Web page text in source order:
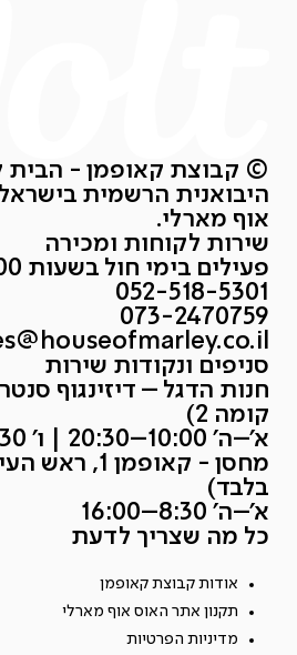
© קבוצת קאופמן - הבית
היבואנית הרשמית
אוף מארלי.
שירות לקוחות ומכירה
פעילים בימי חול בשעות 9:00-16:00
052-518-5301
073-2470759
סניפים ונקודות שירות
קומה 2)
א׳–ה׳ 10:00–20:30 | ו׳ 9:30–14:30
מחסן - קאופמן
בלבד)
א׳–ה׳ 8:30–16:00
כל מה שצריך לדעת
אודות קבוצת קאופמן
תקנון אתר האוס אוף מארלי
מדיניות הפרטיות